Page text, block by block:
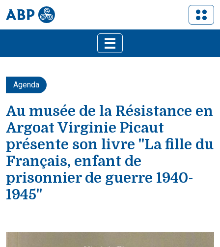
Agenda
Au musée de la Résistance en
Argoat Virginie Picaut
présente son livre "La fille du
Français, enfant de
prisonnier de guerre 1940-
1945"